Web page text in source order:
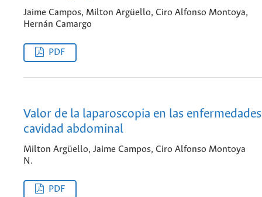
Jaime Campos, Milton Argüello, Ciro Alfonso Montoya,
Hernán Camargo
PDF
Valor de la laparoscopia en las
cavidad abdominal
Milton Argüello, Jaime Campos, Ciro Alfonso Montoya
N.
PDF